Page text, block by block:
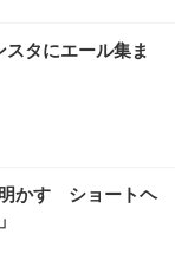
タにエール集ま
かす ショートヘ